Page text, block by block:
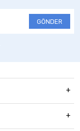
GÖNDER